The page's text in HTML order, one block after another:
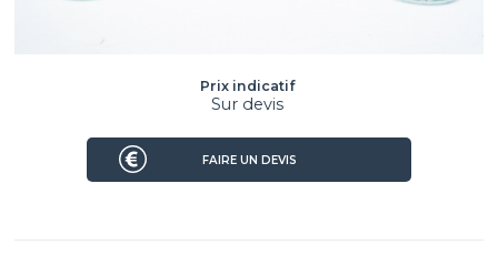
Prix indicatif
Sur devis
FAIRE UN DEVIS